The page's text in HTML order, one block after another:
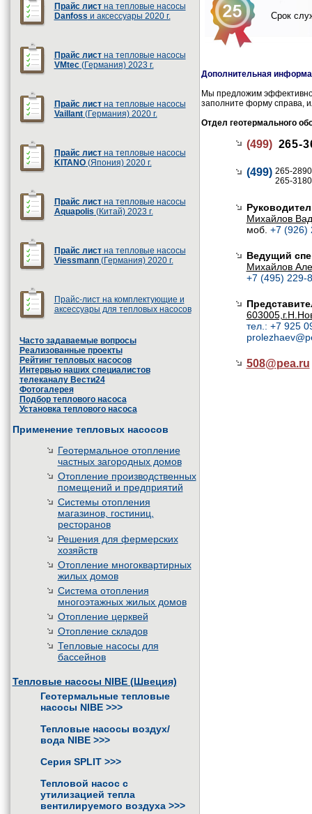
Прайс листна тепловые насосы
Danfoss и аксессуары 2020 г.
Прайс листна тепловые насосы
VMtec(Германия) 2023 г.
Прайс листна тепловые насосы
Vaillant(Германия) 2020 г.
Прайс листна тепловые насосы
KITANO(Япония) 2020 г.
Прайс листна тепловые насосы
Aquapolis (Китай) 2023 г.
Прайс листна тепловые насосы
Viessmann(Германия) 2020 г.
Прайс-лист на комплектующие и
аксессуары для тепловых насосов
Часто задаваемые вопросы
Реализованные проекты
Рейтинг тепловых насосов
Интервью наших специалистов
телеканалу Вести24
Фотогалерея
Подбор теплового насоса
Установка теплового насоса
Применение тепловых насосов
Геотермальное отопление
частных загородных домов
Отопление производственных
помещений и предприятий
Системы отопления
магазинов, гостиниц,
ресторанов
Решения для фермерских
хозяйств
Отопление многоквартирных
жилых домов
Система отопления
многоэтажных жилых домов
Отопление церквей
Отопление складов
Тепловые насосы для
бассейнов
Тепловые насосы NIBE (Швеция)
Геотермальные тепловые
насосы NIBE >>>
Тепловые насосы воздух/
вода NIBE >>>
Серия SPLIT >>>
Тепловой насос с
утилизацией тепла
вентилируемого воздуха >>>
Срок
Дополнительная
Мы предложим
заполните форму справа,
Отдел геотермального
(499) 265-
(499) 265-2890
265-
Михайлов
моб. +7 (926)
Ведущий
Михайлов
+7 (495) 229-
тел.: +7 925
508@pea.ru